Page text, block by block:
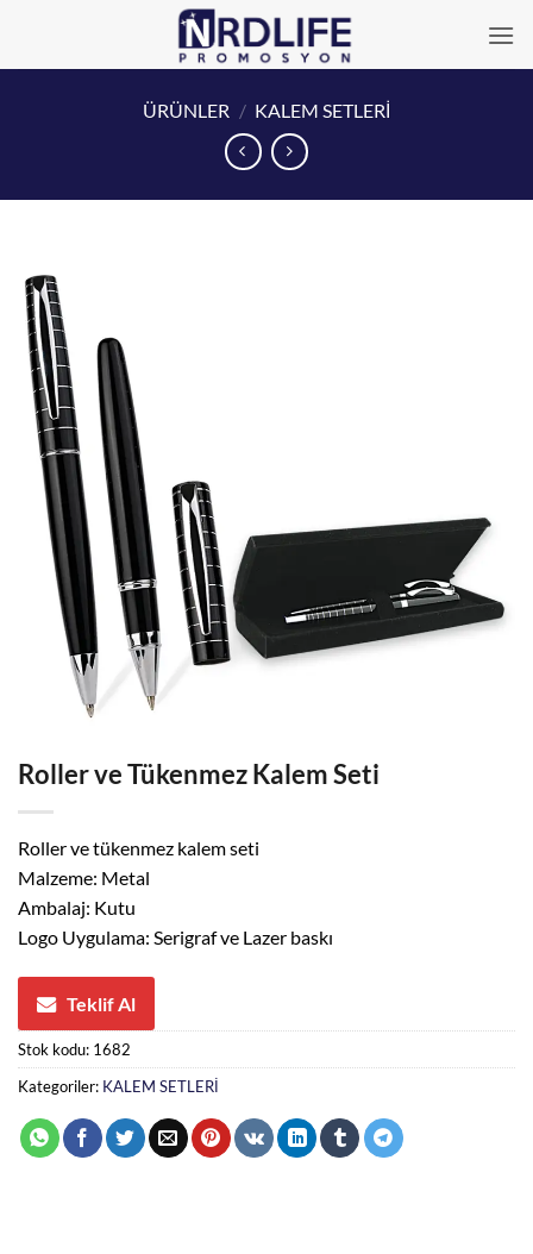
ÜRÜNLER / KALEM SETLERİ
Roller ve Tükenmez Kalem Seti
Roller ve tükenmez kalem seti
Malzeme: Metal
Ambalaj: Kutu
Logo Uygulama: Serigraf ve Lazer baskı
Teklif Al
Stok kodu: 1682
Kategoriler: KALEM SETLERİ